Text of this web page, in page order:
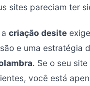
sites pareciam ter
criação desite
e uma estratégia
. Se o seu
você está